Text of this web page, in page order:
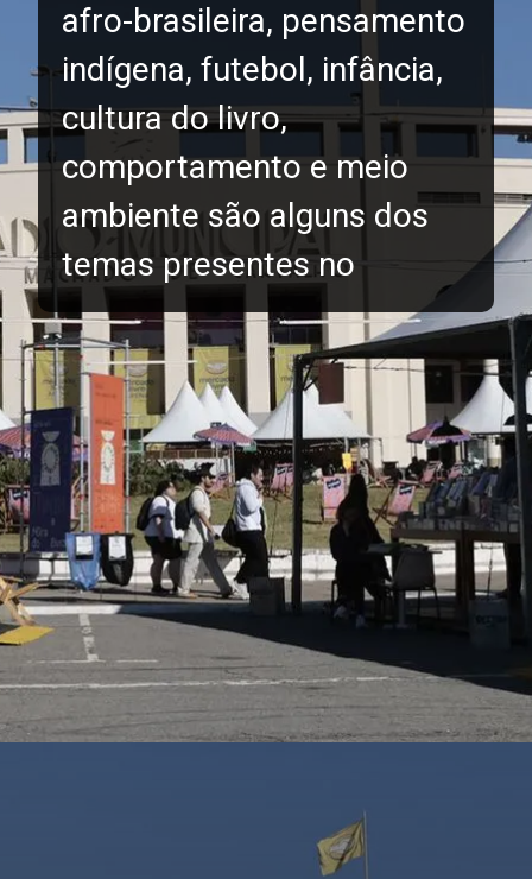
afro-brasileira, pensamento
indígena, futebol, infância,
cultura do livro,
comportamento e meio
ambiente são alguns dos
temas presentes no